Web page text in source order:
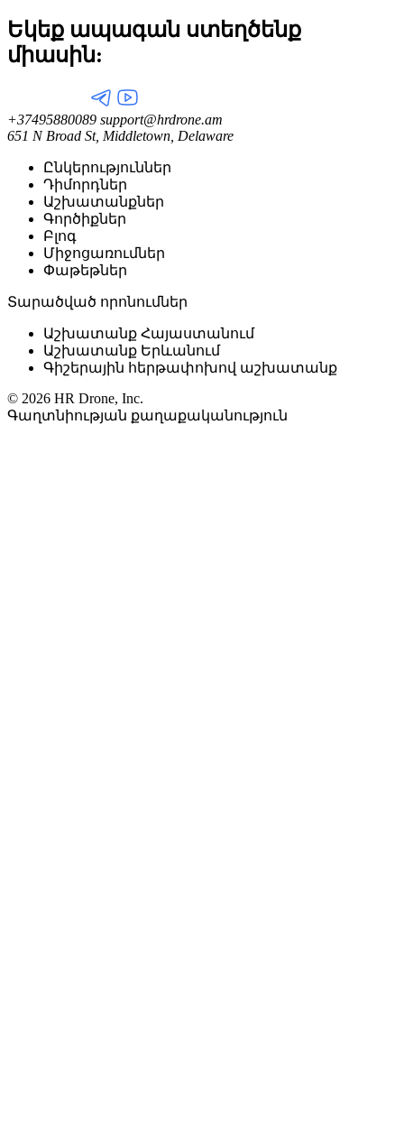
Եկեք ապագան ստեղծենք
միասին:
+37495880089 support@hrdrone.am
651 N Broad St, Middletown, Delaware
Ընկերություններ
Դիմորդներ
Աշխատանքներ
Գործիքներ
Բլոգ
Միջոցառումներ
Փաթեթներ
Տարածված որոնումներ
Աշխատանք Հայաստանում
Աշխատանք Երևանում
Գիշերային հերթափոխով աշխատանք
© 2026 HR Drone, Inc.
Գաղտնիության քաղաքականություն